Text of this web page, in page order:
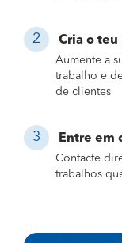
Cria o
Aumente a
trabalho e
de clientes
Entre em
Contacte
trabalhos